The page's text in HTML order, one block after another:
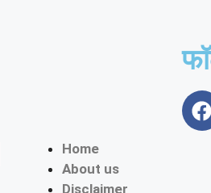
Home
About us
Disclaimer